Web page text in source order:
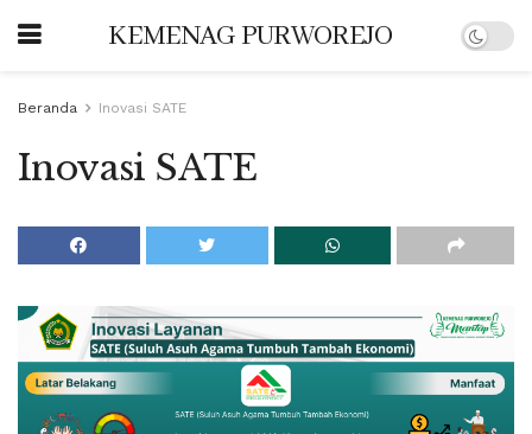
KEMENAG PURWOREJO
Beranda Inovasi SATE
Inovasi SATE